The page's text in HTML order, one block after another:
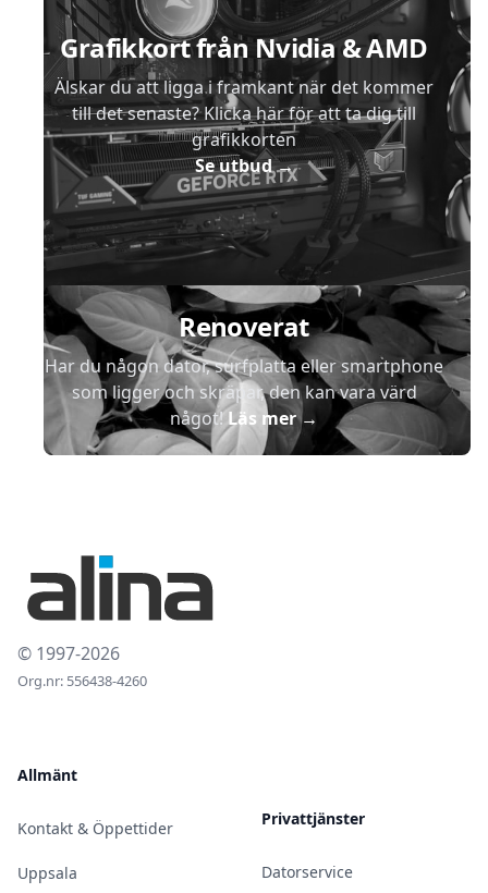
Grafikkort från Nvidia & AMD
Älskar du att ligga i framkant när det kommer
till det senaste? Klicka här för att ta dig till
grafikkorten
Se utbud→
Renoverat
Har du någon dator, surfplatta eller smartphone
som ligger och skräpar, den kan vara värd
något!Läs mer→
© 1997-2026
Org.nr: 556438-4260
Allmänt
Kontakt & Öppettider
Uppsala
Privattjänster
Datorservice